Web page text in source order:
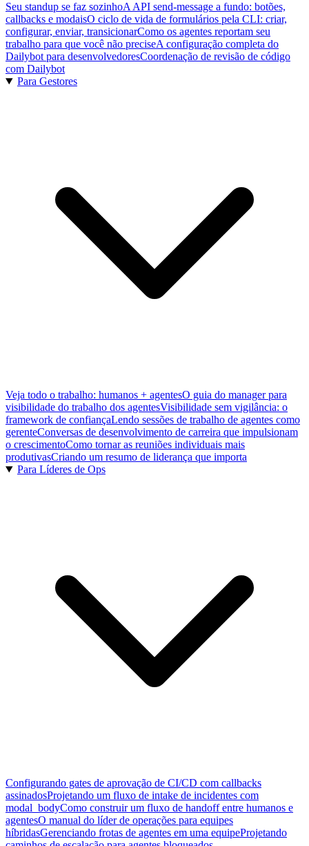
Seu standup se faz sozinhoA API send-message a fundo: botões,
callbacks e modaisO ciclo de vida de formulários pela CLI: criar,
configurar, enviar, transicionarComo os agentes reportam seu
trabalho para que você não preciseA configuração completa do
Dailybot para desenvolvedoresCoordenação de revisão de código
com Dailybot
Para Gestores
Veja todo o trabalho: humanos + agentesO guia do manager para
visibilidade do trabalho dos agentesVisibilidade sem vigilância: o
framework de confiançaLendo sessões de trabalho de agentes como
gerenteConversas de desenvolvimento de carreira que impulsionam
o crescimentoComo tornar as reuniões individuais mais
produtivasCriando um resumo de liderança que importa
Para Líderes de Ops
Configurando gates de aprovação de CI/CD com callbacks
assinadosProjetando um fluxo de intake de incidentes com
modal_bodyComo construir um fluxo de handoff entre humanos e
agentesO manual do líder de operações para equipes
híbridasGerenciando frotas de agentes em uma equipeProjetando